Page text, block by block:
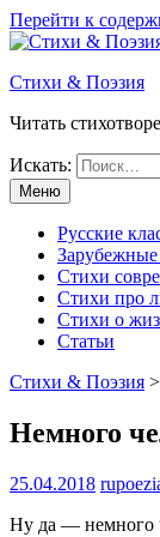
Перейти к
Стихи & Поэзия
Читать
Искать:
Меню
Русские
Зарубежные
Стихи
Стихи про
Стихи о
Статьи
Стихи & Поэзия >
Немного
25.04.2018
Ну да — немного